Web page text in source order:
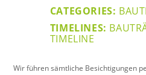
CATEGORIES:
TIMELINES:
TIMELINE
Wir führen sämtliche Besichtigungen